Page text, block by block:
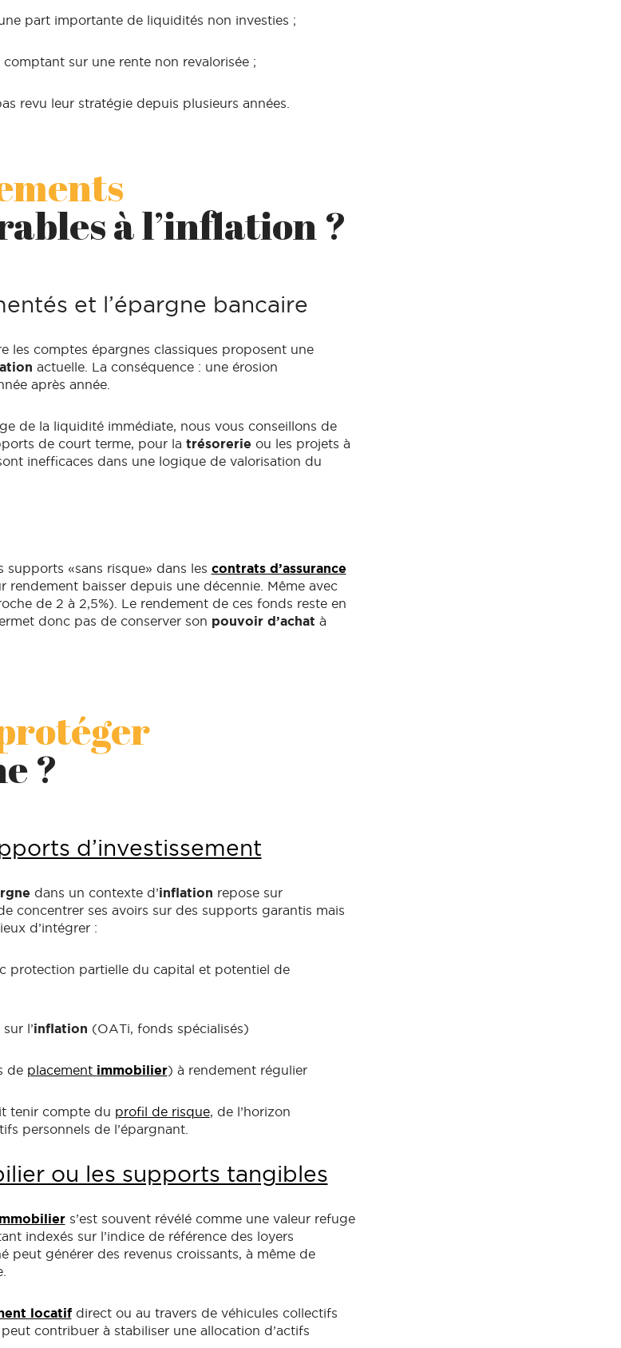
part importante de liquidités non investies ;
comptant sur une rente non revalorisée ;
revu leur stratégie depuis plusieurs années.
à l’inflation ?
et l’épargne bancaire
les comptes épargnes classiques proposent une
actuelle. La conséquence : une érosion
après année.
de la liquidité immédiate, nous vous conseillons de
de court terme, pour la trésorerie ou les projets à
inefficaces dans une logique de valorisation du
supports «sans risque» dans les contrats d’assurance
rendement baisser depuis une décennie. Même avec
de 2 à 2,5%). Le rendement de ces fonds reste en
donc pas de conserver son pouvoir d’achat à
?
d’investissement
dans un contexte d’inflation repose sur
concentrer ses avoirs sur des supports garantis mais
d’intégrer :
protection partielle du capital et potentiel de
l’inflation (OATi, fonds spécialisés)
de placement immobilier) à rendement régulier
tenir compte du profil de risque, de l’horizon
personnels de l’épargnant.
ou les supports tangibles
s’est souvent révélé comme une valeur refuge
indexés sur l’indice de référence des loyers
peut générer des revenus croissants, à même de
locatifdirect ou au travers de véhicules collectifs
contribuer à stabiliser une allocation d’actifs